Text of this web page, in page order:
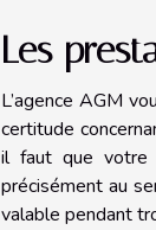
Les
L’agence AGM
certitude
il faut que votre
précisément au
valable pendant